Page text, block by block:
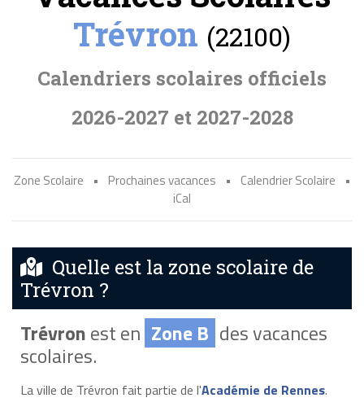
Trévron (22100)
Calendriers scolaires officiels
2026-2027 et 2027-2028
Zone Scolaire • Prochaines vacances • Calendrier Scolaire
•
iCal
Quelle est la zone scolaire de
Trévron ?
Trévronest en Zone B des vacances
scolaires.
La ville de Trévron fait partie de l'Académie de Rennes.